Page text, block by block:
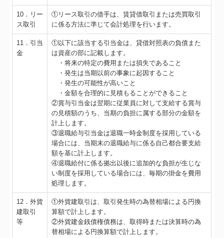
10．リー
ス取引
①リース取引の借手は、賃貸借取引または売買取引
に係る方法に準じて会計処理を行います。
11．引当
金
①以下に該当する引当金は、貸借対照表の負債また
は資産の部に記載します。
・将来の特定の費用または損失であること
・発生は当期以前の事象に起因すること
・発生の可能性が高いこと
・金額を合理的に見積もることができること
②賞与引当金は翌期に従業員に対して支給する賞与
の見積額のうち、当期の負担に属する部分の金額を
計上します。
③退職給与引当金は退職一時金制度を採用している
場合には、当期末の退職給与に係る自己都合要支給
額を基に計上します。
④退職給付に係る拠出以後に追加的な負担が生じな
い制度を採用している場合には、毎期の掛金を費用
処理します。
12．外貨
建取引
等
①外貨建取引は、取引発生時の為替相場による円換
算額で計上します。
②外貨建金銭債権債務は、取得時または決算時の為
替相場による円換算額で計上します。